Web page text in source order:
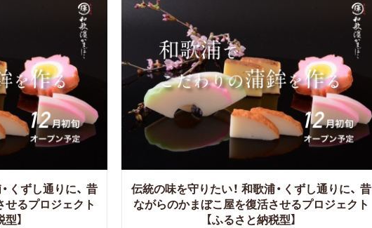
くずし通りに、 昔
るプロジェクト
】
伝統の味を守りたい！ 和歌浦・くずし通りに、 昔
ながらのかまぼこ屋を復活させるプロジェクト
【ふるさと納税型】